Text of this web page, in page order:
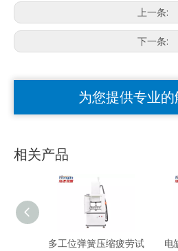
上一条:
下一条:
为您提供专业
相关产品
多工位弹簧压缩疲劳试
电